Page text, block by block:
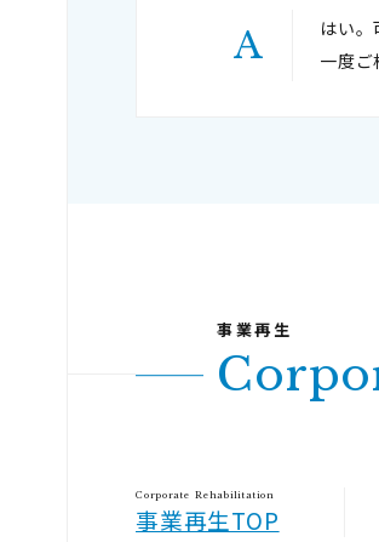
はい
一度ご
Corporate Rehabilitation
事業再生TOP